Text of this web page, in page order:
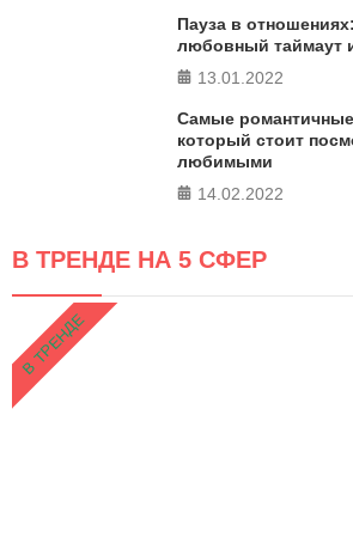
Пауза в
любовный таймаут
13.01.2022
Самые
который стоит
любимыми
14.02.2022
В ТРЕНДЕ НА 5 СФЕР
В ТРЕНДЕ